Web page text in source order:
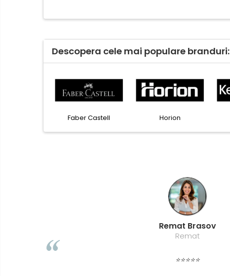
Casti de protectie
Descopera cele mai populare branduri:
Faber Castell Horion
Remat Brasov
Remat
⭐⭐⭐⭐⭐